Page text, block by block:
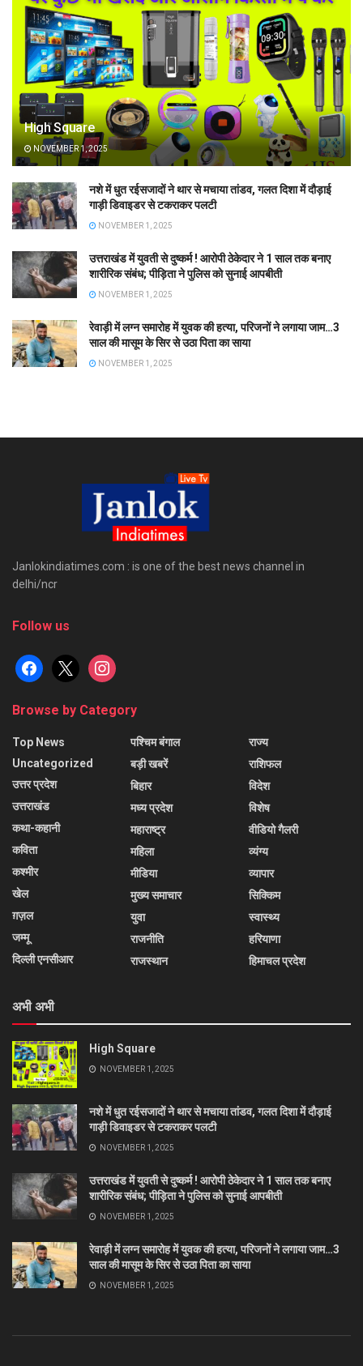
High Square
NOVEMBER 1, 2025
नशे में धुत रईसजादों ने थार से मचाया तांडव, गलत दिशा में दौड़ाई
गाड़ी डिवाइडर से टकराकर पलटी
NOVEMBER 1, 2025
उत्तराखंड में युवती से दुष्कर्म ! आरोपी ठेकेदार ने 1 साल तक बनाए
शारीरिक संबंध; पीड़िता ने पुलिस को सुनाई आपबीती
NOVEMBER 1, 2025
रेवाड़ी में लग्न समारोह में युवक की हत्या, परिजनों ने लगाया जाम…3
साल की मासूम के सिर से उठा पिता का साया
NOVEMBER 1, 2025
Janlokindiatimes.com : is one of the best news channel in
delhi/ncr
Follow us
facebook
x instagram
Browse by Category
Top News
Uncategorized
उत्तर प्रदेश
उत्तराखंड
कथा-कहानी
कविता
कश्मीर
खेल
ग़ज़ल
जम्मू
दिल्ली एनसीआर
पश्चिम बंगाल
बड़ी खबरें
बिहार
मध्य प्रदेश
महाराष्ट्र
महिला
मीडिया
मुख्य समाचार
युवा
राजनीति
राजस्थान
राज्य
राशिफल
विदेश
विशेष
वीडियो गैलरी
व्यंग्य
व्यापार
सिक्किम
स्वास्थ्य
हरियाणा
हिमाचल प्रदेश
अभी अभी
High Square
NOVEMBER 1, 2025
नशे में धुत रईसजादों ने थार से मचाया तांडव, गलत दिशा में दौड़ाई
गाड़ी डिवाइडर से टकराकर पलटी
NOVEMBER 1, 2025
उत्तराखंड में युवती से दुष्कर्म ! आरोपी ठेकेदार ने 1 साल तक बनाए
शारीरिक संबंध; पीड़िता ने पुलिस को सुनाई आपबीती
NOVEMBER 1, 2025
रेवाड़ी में लग्न समारोह में युवक की हत्या, परिजनों ने लगाया जाम…3
साल की मासूम के सिर से उठा पिता का साया
NOVEMBER 1, 2025